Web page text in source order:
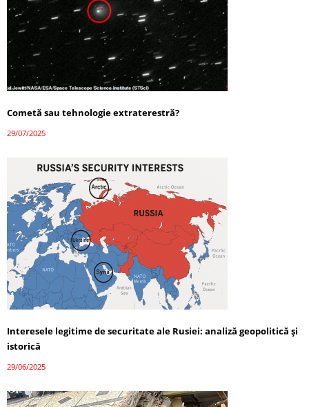
Cometă sau tehnologie extraterestră?
29/07/2025
Interesele legitime de securitate ale Rusiei: analiză geopolitică și
istorică
29/06/2025